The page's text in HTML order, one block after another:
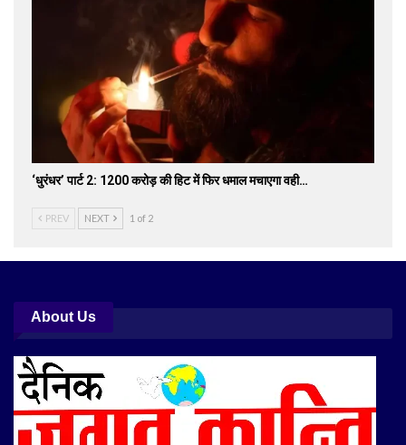
‘धुरंधर’ पार्ट 2: 1200 करोड़ की हिट में फिर धमाल मचाएगा वही…
PREV NEXT 1 of 2
About Us